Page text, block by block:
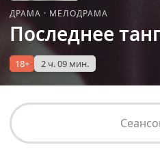
ДРАМА · МЕЛОДРАМА
Последнее
18+ 2 ч. 09 мин.